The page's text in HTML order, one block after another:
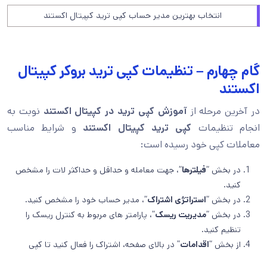
انتخاب بهترین مدیر حساب کپی ترید کپیتال اکستند
گام چهارم – تنظیمات کپی ترید بروکر کپیتال
اکستند
در آخرین مرحله ازآموزش کپی ترید در کپیتال اکستند نوبت به
انجام تنظیمات کپی ترید کپیتال اکستند و شرایط مناسب
معاملات کپی خود رسیده است:
در بخش “فیلترها“، جهت معامله و حداقل و حداکثر لات را مشخص
کنید.
در بخش “استراتژی اشتراک“، مدیر حساب خود را مشخص کنید.
در بخش “مدیریت ریسک“، پارامتر های مربوط به کنترل ریسک را
تنظیم کنید.
از بخش “اقدامات” در بالای صفحه، اشتراک را فعال کنید تا کپی